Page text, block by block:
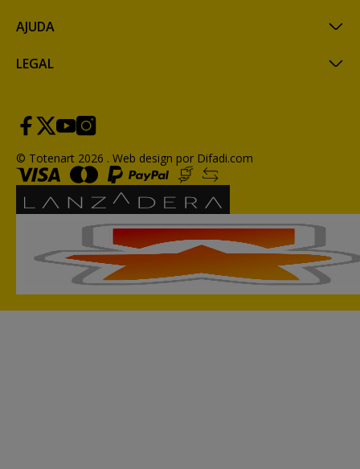
AJUDA
LEGAL
© Totenart 2026 . Web design por Difadi.com